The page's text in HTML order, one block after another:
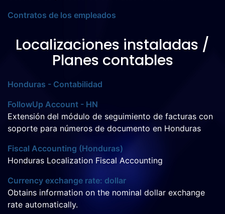
Contratos de los empleados
Localizaciones instaladas /
Planes contables
Honduras - Contabilidad
FollowUp Account - HN
Extensión del módulo de seguimiento de facturas con
soporte para números de documento en Honduras
Fiscal Accounting (Honduras)
Honduras Localization Fiscal Accounting
Currency exchange rate: dollar
Obtains information on the nominal dollar exchange
rate automatically.